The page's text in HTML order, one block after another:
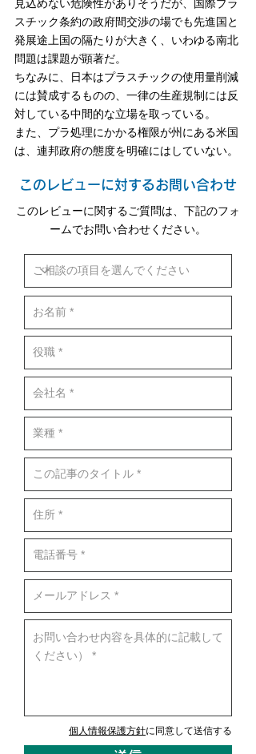
見込めない危険性がありそうだが、国際プラ
スチック条約の政府間交渉の場でも先進国と
発展途上国の隔たりが大きく、いわゆる南北
問題は課題が顕著だ。
ちなみに、日本はプラスチックの使用量削減
には賛成するものの、一律の生産規制には反
対している中間的な立場を取っている。
また、プラ処理にかかる権限が州にある米国
は、連邦政府の態度を明確にはしていない。
このレビューに対するお問い合わせ
このレビューに関するご質問は、下記のフォ
ームでお問い合わせください。
個人情報保護方針に同意して送信する